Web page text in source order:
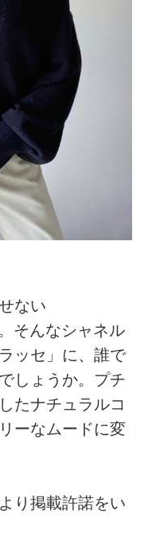
ない
そんなシャネル
ッセ」に、誰で
しょうか。プチ
たナチュラルコ
ーなムードに変
り掲載許諾をい